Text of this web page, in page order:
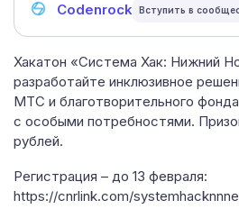
Хакатон «Система Хак: Нижний
разработайте инклюзивное
МТС и благотворительного
с особыми потребностями.
рублей.
Регистрация – до 13 февраля:
https://cnrlink.com/
Codenrock